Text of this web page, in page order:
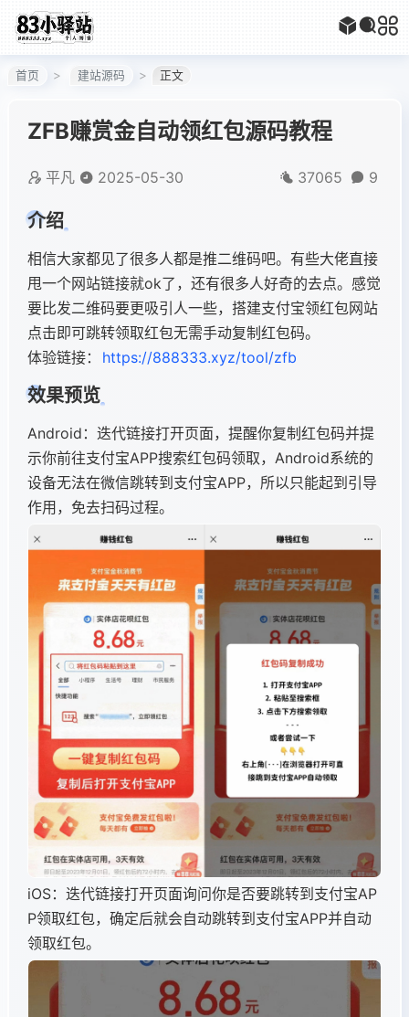
首页 建站源码 正文
ZFB赚赏金自动领红包源码教程
平凡 2025-05-30 37065 9
介绍
相信大家都见了很多人都是推二维码吧。有些大佬直接
甩一个网站链接就ok了，还有很多人好奇的去点。感觉
要比发二维码要更吸引人一些，搭建支付宝领红包网站
点击即可跳转领取红包无需手动复制红包码。
体验链接：
https://888333.xyz/tool/zfb
效果预览
Android：迭代链接打开页面，提醒你复制红包码并提
示你前往支付宝APP搜索红包码领取，Android系统的
设备无法在微信跳转到支付宝APP，所以只能起到引导
作用，免去扫码过程。
iOS：迭代链接打开页面询问你是否要跳转到支付宝AP
P领取红包，确定后就会自动跳转到支付宝APP并自动
领取红包。